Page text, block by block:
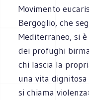
Movimento
Bergoglio, che
Mediterraneo, si
dei profughi
chi lascia la
una vita
si chiama